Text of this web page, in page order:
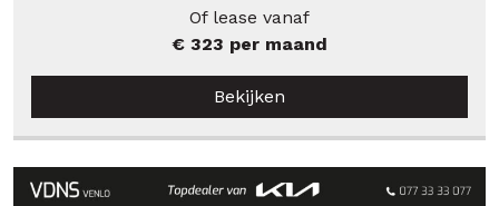
Of lease vanaf
€ 323 per maand
Bekijken
Verkocht